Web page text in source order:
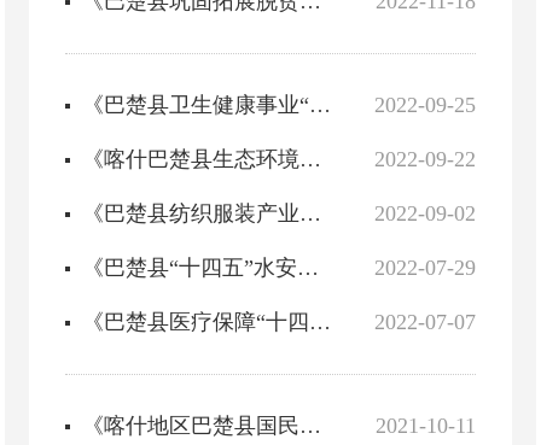
2022-09-25
《巴楚县卫生健康事业“十四五”规划》政策解读
2022-09-22
《喀什巴楚县生态环境保护“十四五”规划》政策解读
2022-09-02
《巴楚县纺织服装产业发展“十四五”规划》图解
2022-07-29
《巴楚县“十四五”水安全保障规划》政策解读
2022-07-07
《巴楚县医疗保障“十四五”规划》政策解读
2021-10-11
《喀什地区巴楚县国民经济和社会发展“十四五”规划和2035年远景目标纲要》政策解读